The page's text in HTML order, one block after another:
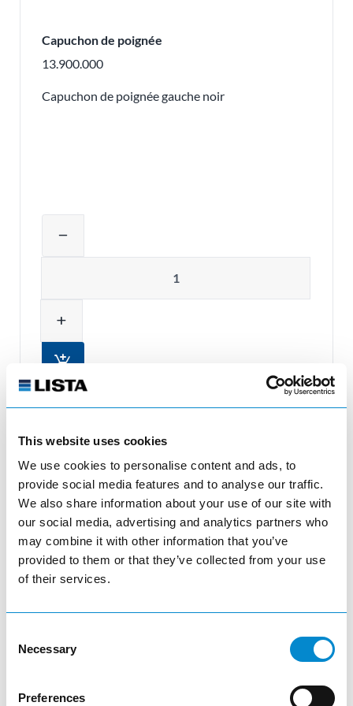
This website uses cookies
We use cookies to personalise content and ads, to
provide social media features and to analyse our traffic.
We also share information about your use of our site with
our social media, advertising and analytics partners who
may combine it with other information that you’ve
provided to them or that they’ve collected from your use
of their services.
Selection
Necessary
Preferences
Capuchon de poignée
13.900.000
Capuchon de poignée gauche noir
remove
add
add_shopping_cart
Capuchon de poignée